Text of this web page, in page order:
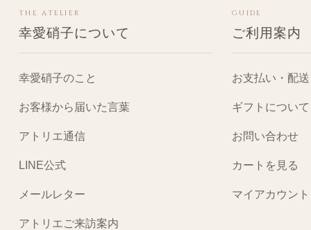
THE ATELIER
幸愛硝子について
幸愛硝子のこと
お客様から届いた言葉
アトリエ通信
LINE公式
メールレター
アトリエご来訪案内
GUIDE
ご利用案内
お支払い・配送
ギフトについて
お問い合わせ
カートを見る
マイアカウント